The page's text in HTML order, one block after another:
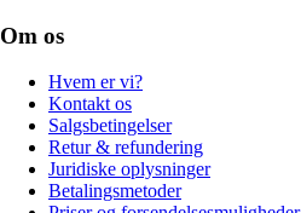
Om os
Hvem er vi?
Kontakt os
Salgsbetingelser
Retur & refundering
Juridiske oplysninger
Betalingsmetoder